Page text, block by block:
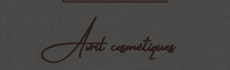
Avril cosmétiques